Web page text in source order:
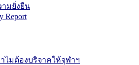
ามยั่งยืน
Report
ไมต้องบริจาคให้จุฬาฯ